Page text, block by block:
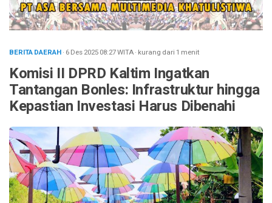
BERITA DAERAH· 6 Des 202508:27WITA· kurang dari 1 menit
Komisi II DPRD Kaltim Ingatkan
Tantangan Bonles: Infrastruktur hingga
Kepastian Investasi Harus Dibenahi